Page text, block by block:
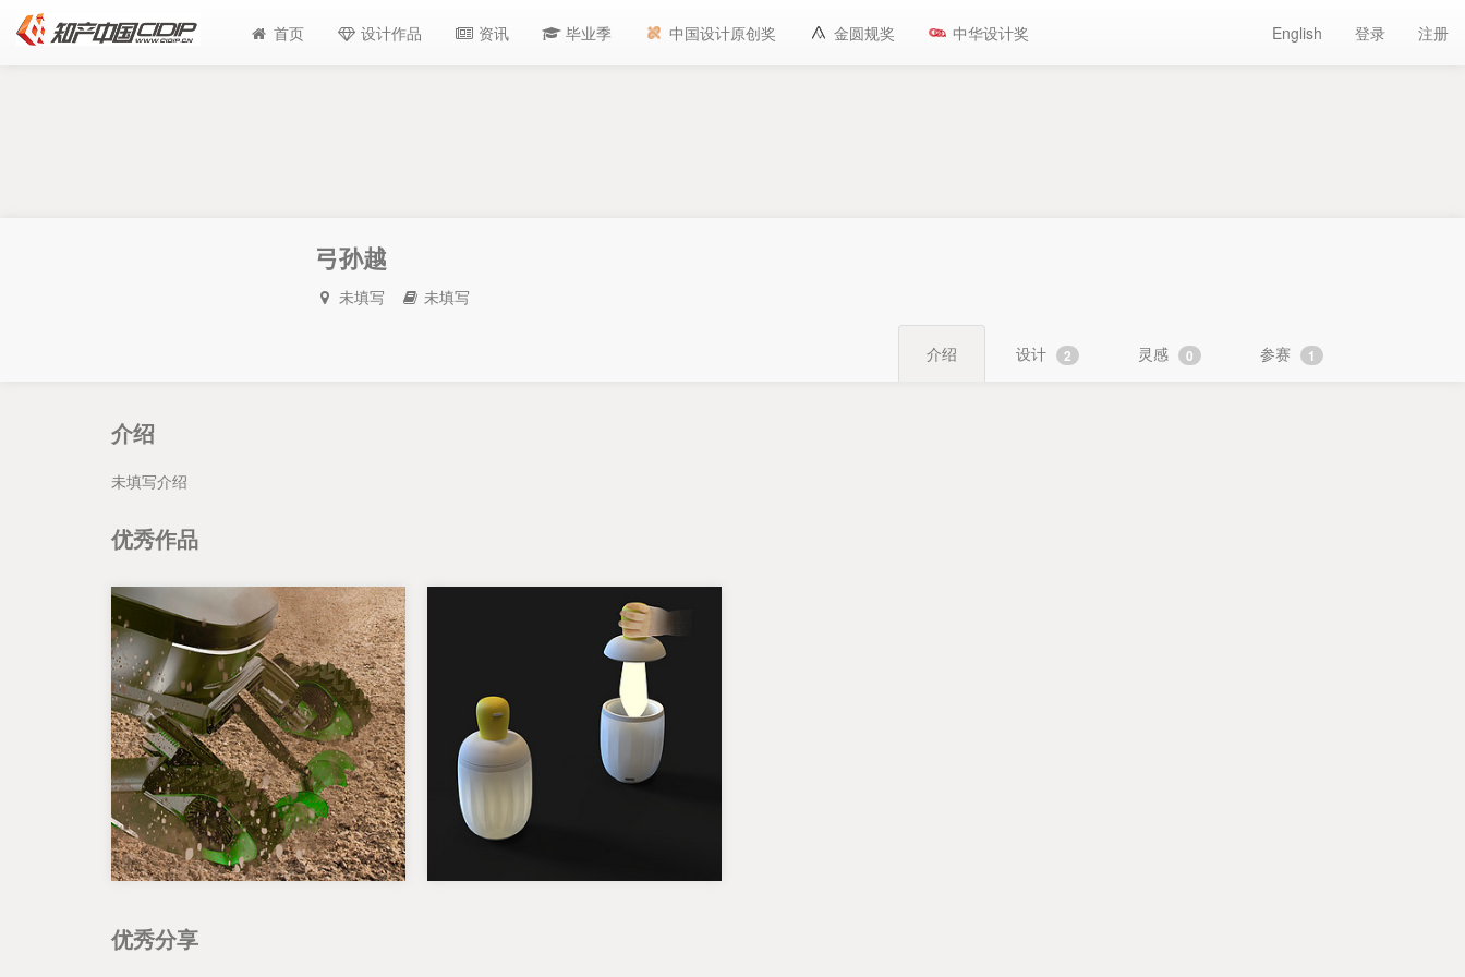
首页 设计作品 资讯 毕业季 中国设计原创奖 金圆规奖 中华设计奖 English 登录 注册
弓孙越
未填写 未填写
介绍 设计 2 灵感 0 参赛 1
介绍
未填写介绍
优秀作品
优秀分享